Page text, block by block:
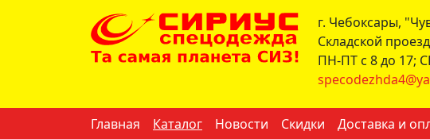
г. Чебоксары,
Складской
ПН-ПТ с 8 до 17;
Главная Каталог Новости Скидки Доставка и